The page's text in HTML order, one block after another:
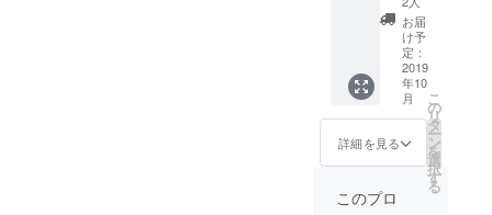
考欄に
ご記入
くださ
い。掲
載を希
望しな
い場合
は記入
の必要
ありま
せ
ん。）
加希望3
セッ
ション2
名席確
保の権
利 ・
JCFオ
リジナ
ルの
トート
バッグ
・JCF
お届
け予
定：
2019
年10
月
詳細を見る
こ
の
リ
タ
ー
ン
を
選
択
す
る
このプロ